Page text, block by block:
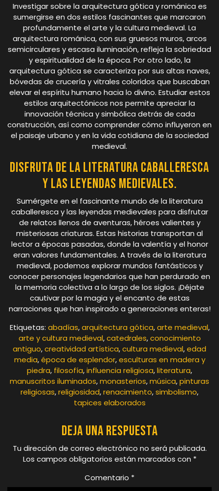
Investigar sobre la arquitectura gótica y románica es
sumergirse en dos estilos fascinantes que marcaron
profundamente el arte y la cultura medieval. La
arquitectura románica, con sus gruesos muros, arcos
semicirculares y escasa iluminación, refleja la sobriedad
y espiritualidad de la época. Por otro lado, la
arquitectura gótica se caracteriza por sus altas naves,
bóvedas de crucería y vitrales coloridos que buscaban
elevar el espíritu humano hacia lo divino. Estudiar estos
estilos arquitectónicos nos permite apreciar la
innovación técnica y simbólica detrás de cada
construcción, así como comprender cómo influyeron en
el paisaje urbano y en la vida cotidiana de la sociedad
medieval.
Disfruta de la literatura caballeresca
y las leyendas medievales.
Sumérgete en el fascinante mundo de la literatura
caballeresca y las leyendas medievales para disfrutar
de relatos llenos de aventuras, héroes valientes y
misteriosas criaturas. Estas historias transportan al
lector a épocas pasadas, donde la valentía y el honor
eran valores fundamentales. A través de la literatura
medieval, podemos explorar mundos fantásticos y
conocer personajes legendarios que han perdurado en
la memoria colectiva a lo largo de los siglos. ¡Déjate
cautivar por la magia y el encanto de estas
narraciones que han inspirado a generaciones enteras!
Etiquetas: abadías,arquitectura gótica,arte medieval,
arte y cultura medieval,catedrales,conocimiento
antiguo,creatividad artística,cultura medieval,edad
media,época de esplendor,esculturas en madera y
piedra, filosofía,influencia religiosa,literatura,
manuscritos iluminados,monasterios,música,pinturas
religiosas,religiosidad,renacimiento,simbolismo,
tapices elaborados
Deja una respuesta
Tu dirección de correo electrónico no será publicada.
Los campos obligatorios están marcados con *
Comentario *